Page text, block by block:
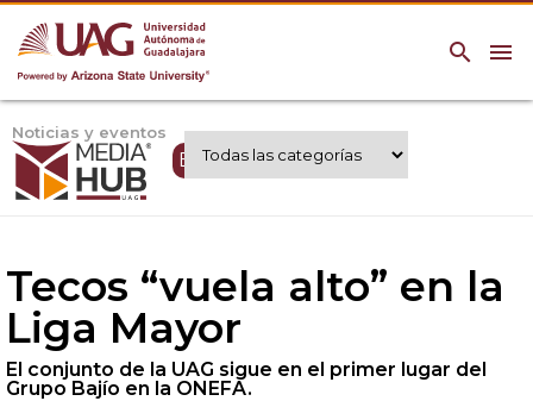
menu
search
Noticias y eventos
Expertos UAG
Tecos “vuela alto” en la
Liga Mayor
El conjunto de la UAG sigue en el primer lugar del
Grupo Bajío en la ONEFA.